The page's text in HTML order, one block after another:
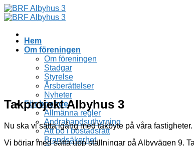
Skip
to
Hem
Om föreningen
Om föreningen
Stadgar
Styrelse
Årsberättelser
Nyheter
För boende
Allmänna regler
Andrahandsuthyrning
Att bo i bostadsrätt
Brandsäkerhet
Takprojekt Albyhus 3
Nu ska vi sätta igång med takbyte på våra fastigheter.
Vi börjar med sätta upp ställningar på Albyvägen 9.